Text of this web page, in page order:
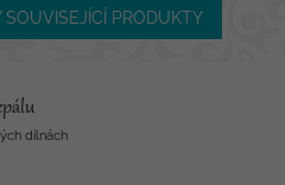
PRODUKTY
dílnách